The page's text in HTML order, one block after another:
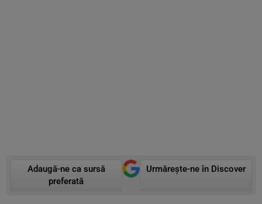
Adaugă-ne ca sursă
preferată
Urmărește-ne în Discover